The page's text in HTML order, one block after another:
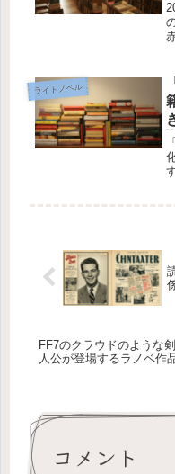
ライトノベル
FF7のクラウドのような
人公が登場するラノベ作
コメント